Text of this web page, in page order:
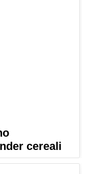
cereali